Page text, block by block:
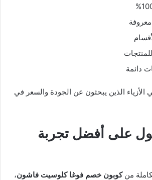
دائمة
الأزياء الذين يبحثون عن الجودة والسعر في
على أفضل تجربة
منكوبون خصم فوغا كلوسيت فاشون،